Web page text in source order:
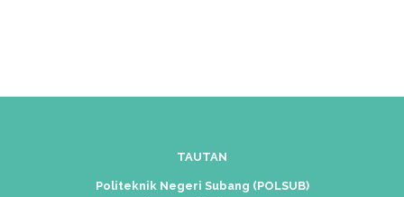
TAUTAN
Politeknik Negeri Subang (POLSUB)